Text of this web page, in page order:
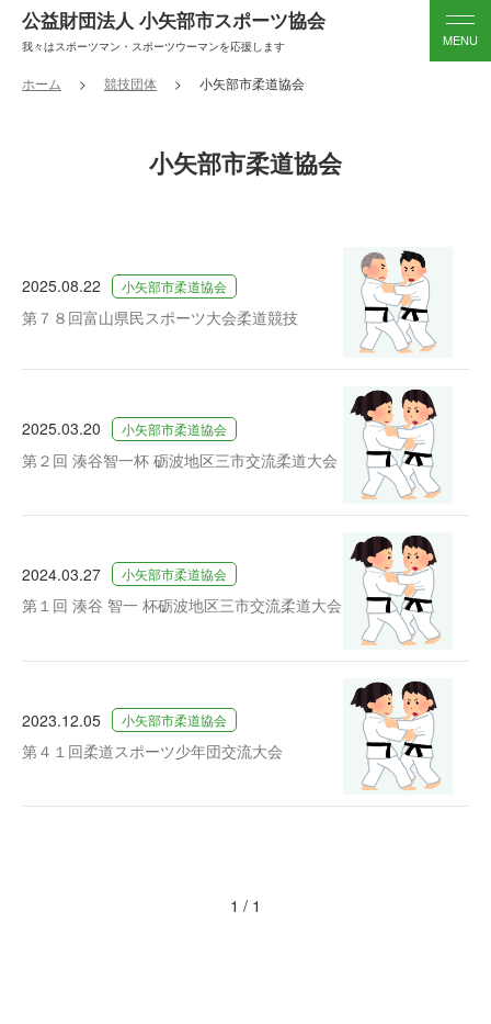
公益財団法人 小矢部市スポーツ協会
我々はスポーツマン・スポーツウーマンを応援します
ホーム 競技団体 小矢部市柔道協会
小矢部市柔道協会
2025.08.22 小矢部市柔道協会
第７８回富山県民スポーツ大会柔道競技
2025.03.20 小矢部市柔道協会
第２回 湊谷智一杯 砺波地区三市交流柔道大会
2024.03.27 小矢部市柔道協会
第１回 湊谷 智一 杯砺波地区三市交流柔道大会
2023.12.05 小矢部市柔道協会
第４１回柔道スポーツ少年団交流大会
1 / 1